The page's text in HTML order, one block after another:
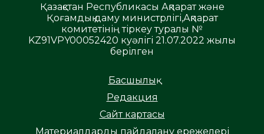
Қазақстан Республикасы Ақпарат және
Қоғамдық даму министрлігі,Ақпарат
комитетінің тіркеу туралы №
KZ91VPY00052420 куәлігі 21.07.2022 жылы
берілген
Басшылық
Редакция
Сайт картасы
Материалдарды пайдалану ережелері